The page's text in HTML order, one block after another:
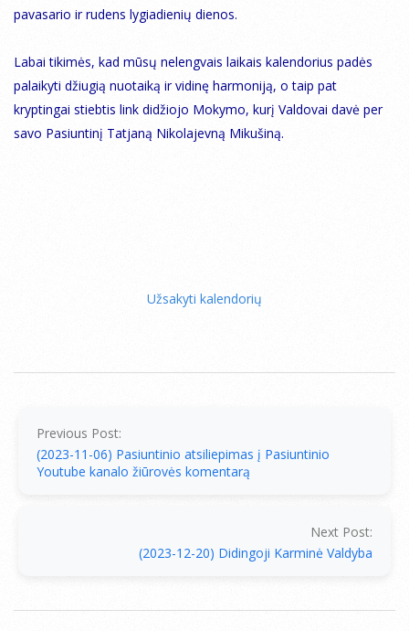
pavasario ir rudens lygiadienių dienos.
Labai tikimės, kad mūsų nelengvais laikais kalendorius padės
palaikyti džiugią nuotaiką ir vidinę harmoniją, o taip pat
kryptingai stiebtis link didžiojo Mokymo, kurį Valdovai davė per
savo Pasiuntinį Tatjaną Nikolajevną Mikušiną.
Užsakyti kalendorių
Previous Post:
(2023-11-06) Pasiuntinio atsiliepimas į Pasiuntinio
Youtube kanalo žiūrovės komentarą
Next Post:
(2023-12-20) Didingoji Karminė Valdyba